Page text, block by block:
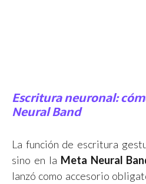
Escritura neuronal:
Neural Band
La función de escritura
sino en la Meta Neural
lanzó como accesorio